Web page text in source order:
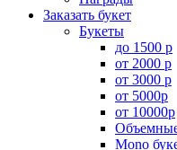
Заказать букет
Букеты
до 1500 р
от 2000 р
от 3000 р
от 5000р
от 10000р
Mono